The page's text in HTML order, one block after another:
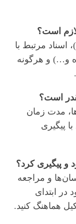
مرتبط با
و…) و هرگونه
مدت زمان
پیگیری
و مراجعه
ابتدای
هماهنگ کنید.